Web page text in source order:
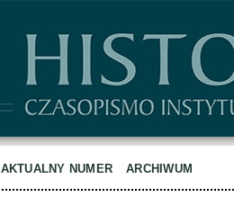
AKTUALNY NUMER ARCHIWUM